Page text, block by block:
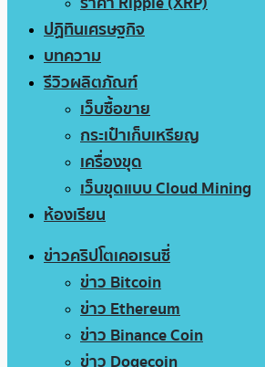
ปฏิทินเศรษฐกิจ
บทความ
รีวิวผลิตภัณฑ์
เว็บซื้อขาย
กระเป๋าเก็บเหรียญ
เครื่องขุด
เว็บขุดแบบ Cloud Mining
ห้องเรียน
ข่าวคริปโตเคอเรนซี่
ข่าว Bitcoin
ข่าว Ethereum
ข่าว Binance Coin